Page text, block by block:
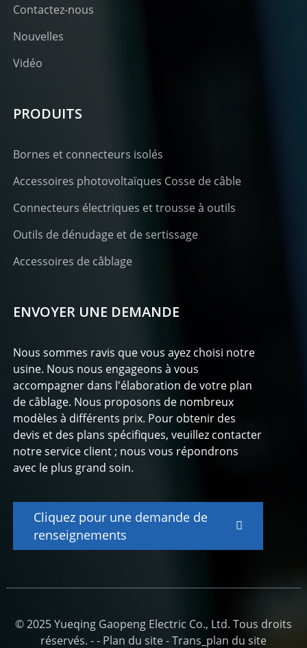
Contactez-nous
Nouvelles
Vidéo
PRODUITS
Bornes et connecteurs isolés
Accessoires photovoltaïques Cosse de câble
Connecteurs électriques et trousse à outils
Outils de dénudage et de sertissage
Accessoires de câblage
ENVOYER UNE DEMANDE
Nous sommes ravis que vous ayez choisi notre
usine. Nous nous engageons à vous
accompagner dans l'élaboration de votre plan
de câblage. Nous proposons de nombreux
modèles à différents prix. Pour obtenir des
devis et des plans spécifiques, veuillez contacter
notre service client ; nous vous répondrons
avec le plus grand soin.
Cliquez pour une demande de
renseignements
© 2025 Yueqing Gaopeng Electric Co., Ltd. Tous droits
réservés. - - Plan du site-Trans_plan du site